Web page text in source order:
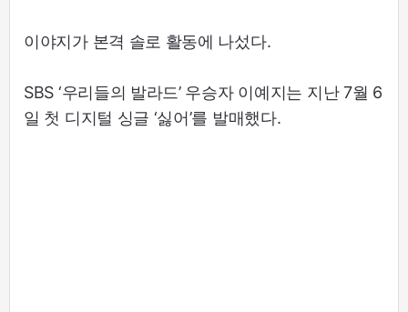
이야지가 본격 솔로 활동에 나섰다.
SBS ‘우리들의 발라드’ 우승자 이예지는 지난 7월 6
일 첫 디지털 싱글 ‘싫어’를 발매했다.